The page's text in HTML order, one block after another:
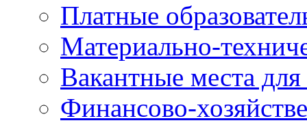
Платные
Материально-
Вакантные места
Финансово-